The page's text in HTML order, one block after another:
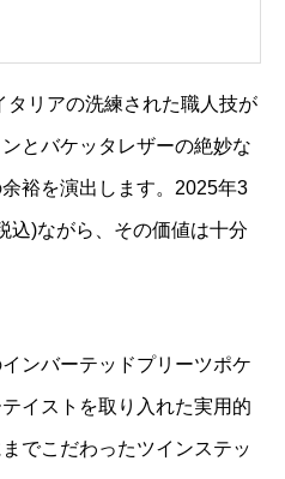
リアの洗練された職人技が
とバケッタレザーの絶妙な
裕を演出します。2025年3
込)ながら、その価値は十分
ンバーテッドプリーツポケ
イストを取り入れた実用的
でこだわったツインステッ